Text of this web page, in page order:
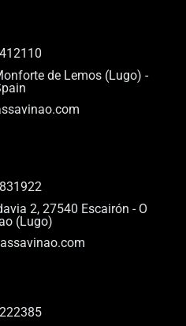
de Lemos (Lugo) -
2, 27540 Escairón - O
(Lugo)